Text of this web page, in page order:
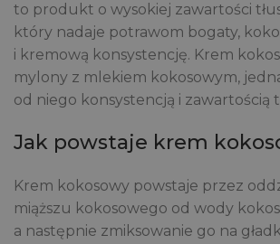
to produkt o wysokiej zawartości
który nadaje potrawom bogaty,
i kremową konsystencję. Krem
mylony z mlekiem kokosowym,
od niego konsystencją i zawartością
Jak powstaje krem
Krem kokosowy powstaje przez
miąższu kokosowego od wody
a następnie zmiksowanie go na